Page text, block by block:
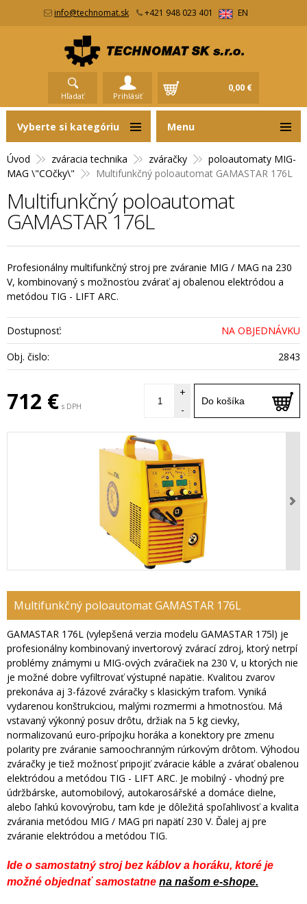
info@technomat.sk +421 948 023 401 EN
Hľadať Prihlásiť
0,00 €
Úvod zváracia technika zváračky
poloautomaty MIG-
MAG \"COčky\"
Multifunkčný poloautomat GAMASTAR 176L
Multifunkčný poloautomat
GAMASTAR 176L
Profesionálny multifunkčný stroj pre zváranie MIG / MAG na 230
V, kombinovaný s možnosťou zvárať aj obalenou elektródou a
metódou TIG - LIFT ARC.
Dostupnosť:
NA OBJEDNÁVKU
Obj. čislo:
2843
712 € s DPH Do košíka
+
-
Multifunkčný poloautomat GAMASTAR 176L
GAMASTAR 176L (vylepšená verzia modelu GAMASTAR 175l) je
profesionálny kombinovaný invertorový zvárací zdroj, ktorý netrpí
problémy známymi u MIG-ových zváračiek na 230 V, u ktorých nie
je možné dobre vyfiltrovať výstupné napätie. Kvalitou zvarov
prekonáva aj 3-fázové zváračky s klasickým trafom. Vyniká
vydarenou konštrukciou, malými rozmermi a hmotnosťou. Má
vstavaný výkonný posuv drôtu, držiak na 5 kg cievky,
normalizovanú euro-prípojku horáka a konektory pre zmenu
polarity pre zváranie samoochranným rúrkovým drôtom. Výhodou
zváračky je tiež možnosť pripojiť zváracie káble a zvárať obalenou
elektródou a metódou TIG - LIFT ARC. Je mobilný - vhodný pre
údržbárske, automobilový, autokarosářské a domáce dielne,
alebo ľahkú kovovýrobu, tam kde je dôležitá spoľahlivosť a kvalita
zvárania metódou MIG / MAG pri napätí 230 V. Ďalej aj pre
zváranie elektródou a metódou TIG.
Ide o samostatný stroj bez káblov a horáku, ktoré je
možné objednať samostatne na našom e-shope.
Vyberte si kategóriu Menu